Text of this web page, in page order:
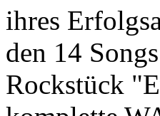
ihres
den 14
Rockstück